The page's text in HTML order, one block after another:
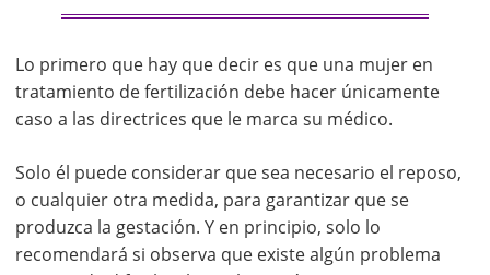
Lo primero que hay que decir es que una mujer en
tratamiento de fertilización debe hacer únicamente
caso a las directrices que le marca su médico.
Solo él puede considerar que sea necesario el reposo,
o cualquier otra medida, para garantizar que se
produzca la gestación. Y en principio, solo lo
recomendará si observa que existe algún problema